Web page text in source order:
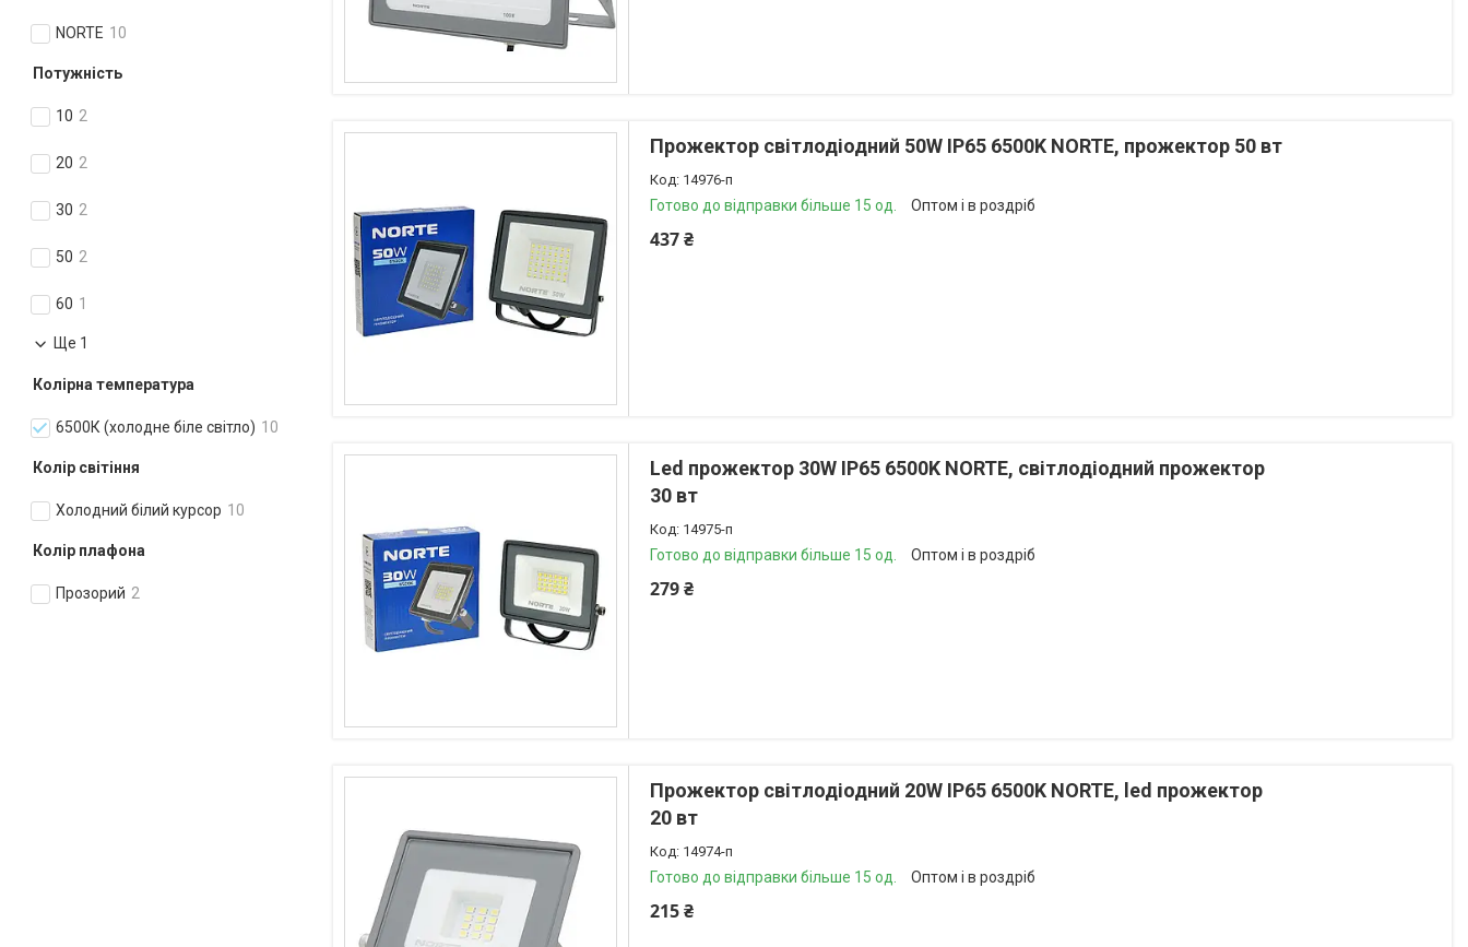
NORTE 10
Потужність
10 2
20 2
30 2
50 2
60 1
Ще 1
Колірна температура
6500К (холодне біле світло) 10
Колір світіння
Холодний білий курсор 10
Колір плафона
Прозорий 2
Прожектор світлодіодний 50W IP65 6500K NORTE, прожектор 50 вт
14976-п
Готово до відправки більше 15 од. Оптом і в роздріб
437 ₴
Led прожектор 30W IP65 6500K NORTE, світлодіодний прожектор
30 вт
14975-п
Готово до відправки більше 15 од. Оптом і в роздріб
279 ₴
Прожектор світлодіодний 20W IP65 6500K NORTE, led прожектор
20 вт
14974-п
Готово до відправки більше 15 од. Оптом і в роздріб
215 ₴